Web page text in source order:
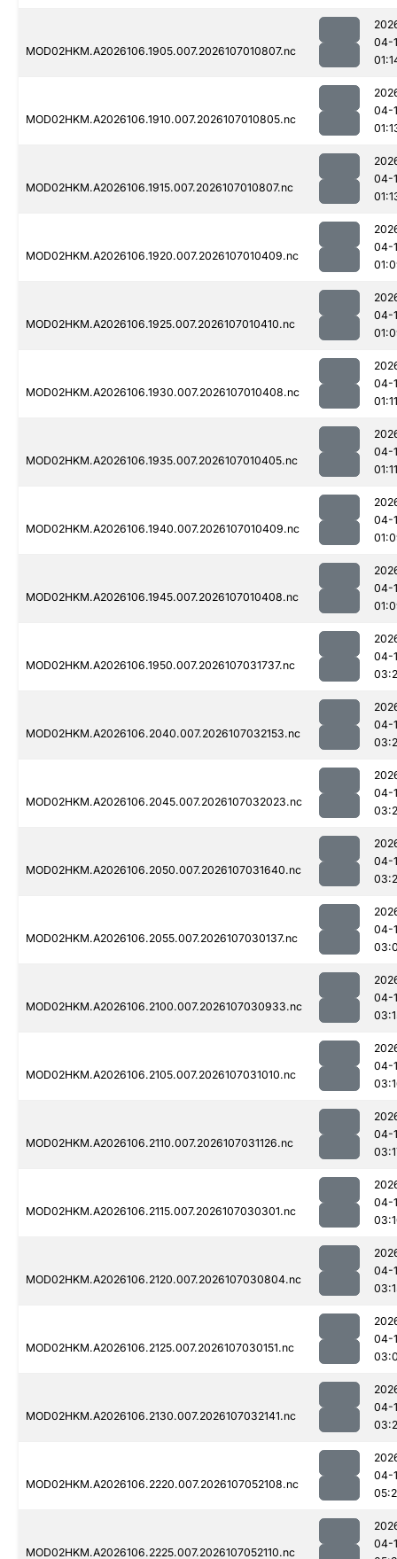
MOD02HKM.A2026106.1905.007.2026107010807.nc
04-
MOD02HKM.A2026106.1910.007.2026107010805.nc
04-
MOD02HKM.A2026106.1915.007.2026107010807.nc
04-
MOD02HKM.A2026106.1920.007.2026107010409.nc
04-
MOD02HKM.A2026106.1925.007.2026107010410.nc
04-
MOD02HKM.A2026106.1930.007.2026107010408.nc
04-
01:11
MOD02HKM.A2026106.1935.007.2026107010405.nc
04-
01:11
MOD02HKM.A2026106.1940.007.2026107010409.nc
04-
MOD02HKM.A2026106.1945.007.2026107010408.nc
04-
MOD02HKM.A2026106.1950.007.2026107031737.nc
04-
MOD02HKM.A2026106.2040.007.2026107032153.nc
04-
MOD02HKM.A2026106.2045.007.2026107032023.nc
04-
MOD02HKM.A2026106.2050.007.2026107031640.nc
04-
MOD02HKM.A2026106.2055.007.2026107030137.nc
04-
MOD02HKM.A2026106.2100.007.2026107030933.nc
04-
MOD02HKM.A2026106.2105.007.2026107031010.nc
04-
MOD02HKM.A2026106.2110.007.2026107031126.nc
04-
MOD02HKM.A2026106.2115.007.2026107030301.nc
04-
MOD02HKM.A2026106.2120.007.2026107030804.nc
04-
MOD02HKM.A2026106.2125.007.2026107030151.nc
04-
MOD02HKM.A2026106.2130.007.2026107032141.nc
04-
MOD02HKM.A2026106.2220.007.2026107052108.nc
04-
MOD02HKM.A2026106.2225.007.2026107052110.nc
04-